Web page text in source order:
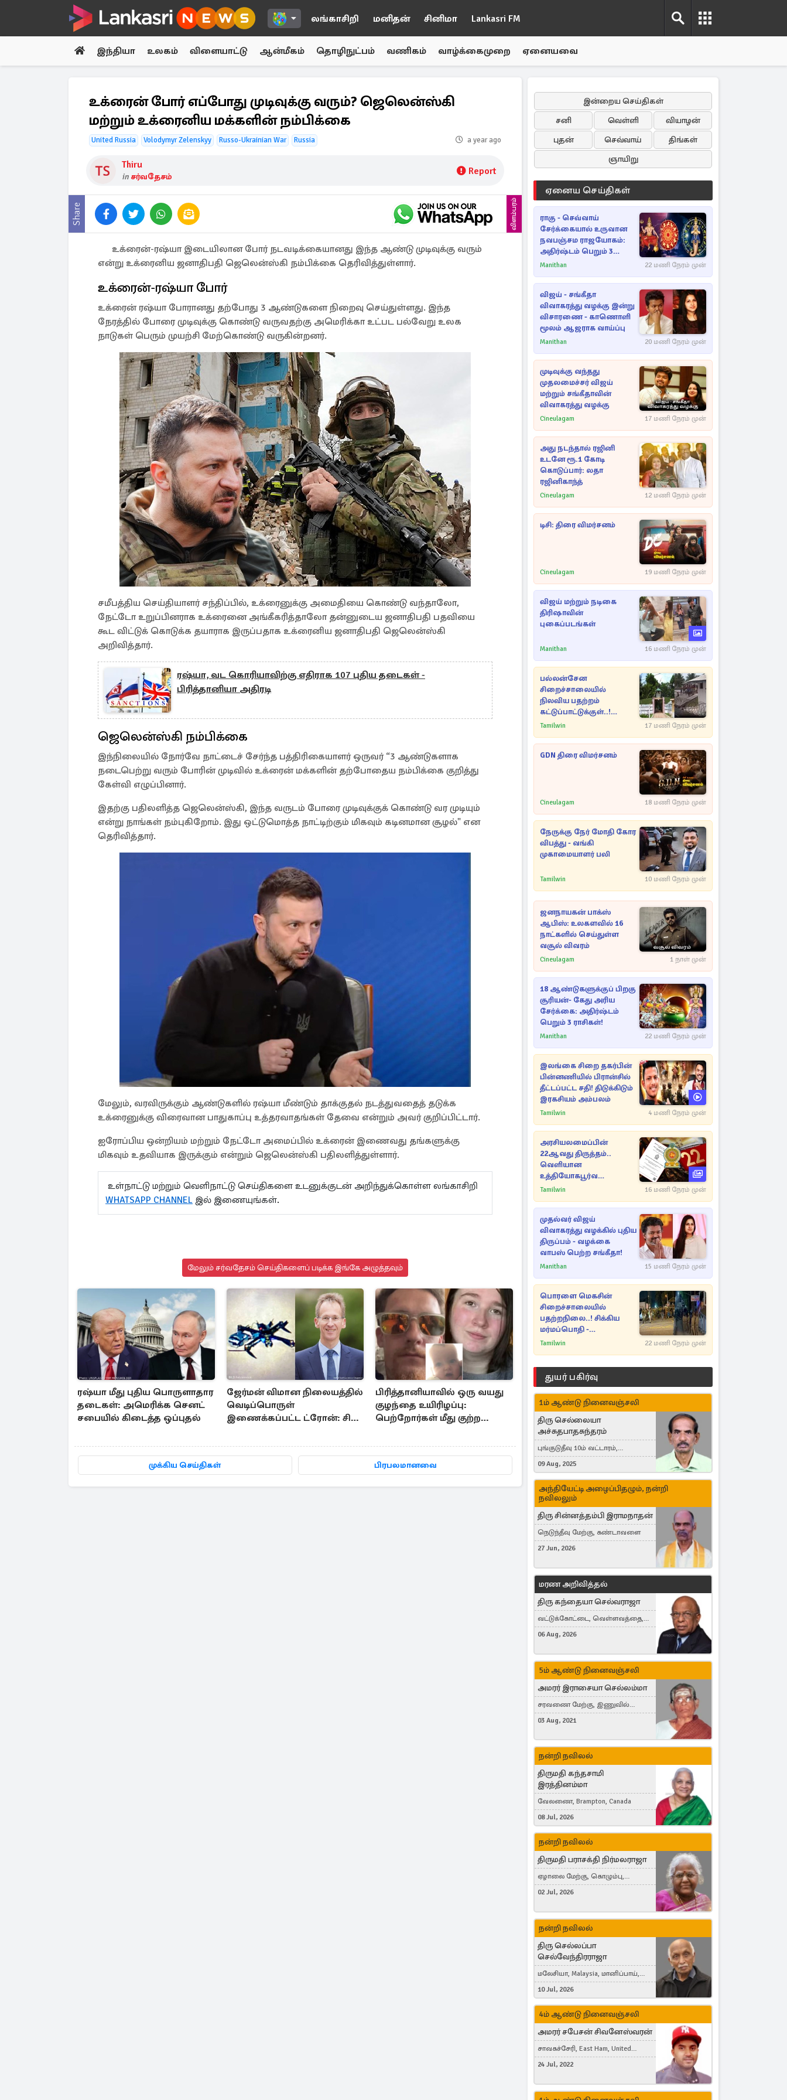
லங்காசிறி மனிதன் சினிமா Lankasri FM
இந்தியா உலகம் விளையாட்டு ஆன்மீகம் தொழிநுட்பம் வணிகம் வாழ்க்கைமுறை ஏனையவை
உக்ரைன் போர் எப்போது முடிவுக்கு வரும்? ஜெலென்ஸ்கி
மற்றும் உக்ரைனிய மக்களின் நம்பிக்கை
United Russia Volodymyr Zelenskyy Russo-Ukrainian War Russia a year ago
Thiru
in சர்வதேசம் Report
Share விளம்பரம்
உக்ரைன்-ரஷ்யா இடையிலான போர் நடவடிக்கையானது இந்த ஆண்டு முடிவுக்கு வரும்
என்று உக்ரைனிய ஜனாதிபதி ஜெலென்ஸ்கி நம்பிக்கை தெரிவித்துள்ளார்.
உக்ரைன்-ரஷ்யா போர்
உக்ரைன் ரஷ்யா போரானது தற்போது 3 ஆண்டுகளை நிறைவு செய்துள்ளது. இந்த
நேரத்தில் போரை முடிவுக்கு கொண்டு வருவதற்கு அமெரிக்கா உட்பட பல்வேறு உலக
நாடுகள் பெரும் முயற்சி மேற்கொண்டு வருகின்றனர்.
சமீபத்திய செய்தியாளர் சந்திப்பில், உக்ரைனுக்கு அமைதியை கொண்டு வந்தாலோ,
நேட்டோ உறுப்பினராக உக்ரைனை அங்கீகரித்தாலோ தன்னுடைய ஜனாதிபதி பதவியை
கூட விட்டுக் கொடுக்க தயாராக இருப்பதாக உக்ரைனிய ஜனாதிபதி ஜெலென்ஸ்கி
அறிவித்தார்.
ரஷ்யா, வட கொரியாவிற்கு எதிராக 107 புதிய தடைகள் -
பிரித்தானியா அதிரடி
ஜெலென்ஸ்கி நம்பிக்கை
இந்நிலையில் நோர்வே நாட்டைச் சேர்ந்த பத்திரிகையாளர் ஒருவர் “3 ஆண்டுகளாக
நடைபெற்று வரும் போரின் முடிவில் உக்ரைன் மக்களின் தற்போதைய நம்பிக்கை குறித்து
கேள்வி எழுப்பினார்.
இதற்கு பதிலளித்த ஜெலென்ஸ்கி, இந்த வருடம் போரை முடிவுக்குக் கொண்டு வர முடியும்
என்று நாங்கள் நம்புகிறோம். இது ஒட்டுமொத்த நாட்டிற்கும் மிகவும் கடினமான சூழல்" என
தெரிவித்தார்.
மேலும், வரவிருக்கும் ஆண்டுகளில் ரஷ்யா மீண்டும் தாக்குதல் நடத்துவதைத் தடுக்க
உக்ரைனுக்கு விரைவான பாதுகாப்பு உத்தரவாதங்கள் தேவை என்றும் அவர் குறிப்பிட்டார்.
ஐரோப்பிய ஒன்றியம் மற்றும் நேட்டோ அமைப்பில் உக்ரைன் இணைவது தங்களுக்கு
மிகவும் உதவியாக இருக்கும் என்றும் ஜெலென்ஸ்கி பதிலளித்துள்ளார்.
உள்நாட்டு மற்றும் வெளிநாட்டு செய்திகளை உடனுக்குடன் அறிந்துக்கொள்ள லங்காசிறி
WHATSAPP CHANNEL இல் இணையுங்கள்.
மேலும் சர்வதேசம் செய்திகளைப் படிக்க இங்கே அழுத்தவும்
ரஷ்யா மீது புதிய பொருளாதார
தடைகள்: அமெரிக்க செனட்
சபையில் கிடைத்த ஒப்புதல்
ஜேர்மன் விமான நிலையத்தில்
வெடிப்பொருள்
இணைக்கப்பட்ட ட்ரோன்: சில
பிரித்தானியாவில் ஒரு வயது
குழந்தை உயிரிழப்பு:
பெற்றோர்கள் மீது குற்ற
முக்கிய செய்திகள் பிரபலமானவை
இன்றைய செய்திகள்
சனி
வெள்ளி
வியாழன்
புதன்
செவ்வாய்
திங்கள்
ஞாயிறு
ஏனைய செய்திகள்
ராகு - செவ்வாய்
சேர்க்கையால் உருவான
நவபஞ்சம ராஜயோகம்:
அதிர்ஷ்டம் பெறும் 3
ராசிகள்!
Manithan 22 மணி நேரம் முன்
விஜய் - சங்கீதா
விவாகரத்து வழக்கு இன்று
விசாரணை - காணொளி
மூலம் ஆஜராக வாய்ப்பு
Manithan 20 மணி நேரம் முன்
முடிவுக்கு வந்தது
முதலமைச்சர் விஜய்
மற்றும் சங்கீதாவின்
விவாகரத்து வழக்கு
Cineulagam 17 மணி நேரம் முன்
அது நடந்தால் ரஜினி
உடனே ரூ.1 கோடி
கொடுப்பார்: லதா
ரஜினிகாந்த்
Cineulagam 12 மணி நேரம் முன்
டிசி: திரை விமர்சனம்
Cineulagam 19 மணி நேரம் முன்
விஜய் மற்றும் நடிகை
திரிஷாவின்
புகைப்படங்கள்
Manithan 16 மணி நேரம் முன்
பல்லன்சேன
சிறைச்சாலையில்
நிலவிய பதற்றம்
கட்டுப்பாட்டுக்குள்..!
அதிரடியாக களமிறங்கிய
Tamilwin 17 மணி நேரம் முன்
GDN திரை விமர்சனம்
Cineulagam 18 மணி நேரம் முன்
நேருக்கு நேர் மோதி கோர
விபத்து - வங்கி
முகாமையாளர் பலி
Tamilwin 10 மணி நேரம் முன்
ஜனநாயகன் பாக்ஸ்
ஆபிஸ்: உலகளவில் 16
நாட்களில் செய்துள்ள
வசூல் விவரம்
Cineulagam 1 நாள் முன்
18 ஆண்டுகளுக்குப் பிறகு
சூரியன்- கேது அரிய
சேர்க்கை: அதிர்ஷ்டம்
பெறும் 3 ராசிகள்!
Manithan 22 மணி நேரம் முன்
இலங்கை சிறை தகர்பின்
பின்னணியில் பிரான்சில்
தீட்டப்பட்ட சதி! திடுக்கிடும்
இரகசியம் அம்பலம்
Tamilwin 4 மணி நேரம் முன்
அரசியலமைப்பின்
22ஆவது திருத்தம்..
வெளியான
உத்தியோகபூர்வ
அறிவிப்பு!
Tamilwin 16 மணி நேரம் முன்
முதல்வர் விஜய்
விவாகரத்து வழக்கில் புதிய
திருப்பம் - வழக்கை
வாபஸ் பெற்ற சங்கீதா!
Manithan 15 மணி நேரம் முன்
பொரளை மெகசின்
சிறைச்சாலையில்
பதற்றநிலை..! சிக்கிய
மர்மப்பொதி -
பின்னணியில் வெளியான
Tamilwin 22 மணி நேரம் முன்
துயர் பகிர்வு
1ம் ஆண்டு நினைவஞ்சலி
திரு செல்லையா
அச்சுதபாதசுந்தரம்
புங்குடுதீவு 10ம் வட்டாரம்,
கொள்ளுப்பிட்டி
09 Aug, 2025
அந்தியேட்டி அழைப்பிதழும், நன்றி
நவிலலும்
திரு சின்னத்தம்பி இராமநாதன்
நெடுந்தீவு மேற்கு, கண்டாவளை
27 Jun, 2026
மரண அறிவித்தல்
திரு கந்தையா செல்வராஜா
வட்டுக்கோட்டை, வெள்ளவத்தை,
Toronto, Canada
06 Aug, 2026
5ம் ஆண்டு நினைவஞ்சலி
அமரர் இராசையா செல்லம்மா
சரவணை மேற்கு, இணுவில்
கிழக்கு
03 Aug, 2021
நன்றி நவிலல்
திருமதி கந்தசாமி
இரத்தினம்மா
வேலணை, Brampton, Canada
08 Jul, 2026
நன்றி நவிலல்
திருமதி பராசக்தி நிர்மலராஜா
ஏழாலை மேற்கு, கொழும்பு,
தங்காலை, London, United Kingdom
02 Jul, 2026
நன்றி நவிலல்
திரு செல்லப்பா
செல்வேந்திரராஜா
மலேசியா, Malaysia, மானிப்பாய்,
Duisburg, Germany, London, United
Kingdom
10 Jul, 2026
4ம் ஆண்டு நினைவஞ்சலி
அமரர் சபேசன் சிவனேஸ்வரன்
சாவகச்சேரி, East Ham, United
Kingdom
24 Jul, 2022